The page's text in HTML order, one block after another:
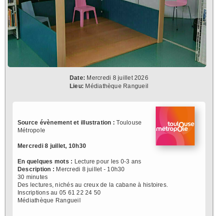
Date: Mercredi 8 juillet 2026
Lieu: Médiathèque Rangueil
Source évènement et illustration : Toulouse
Métropole
Mercredi 8 juillet, 10h30
En quelques mots : Lecture pour les 0-3 ans
Description : Mercredi 8 juillet - 10h30
30 minutes
Des lectures, nichés au creux de la cabane à histoires.
Inscriptions au 05 61 22 24 50
Médiathèque Rangueil